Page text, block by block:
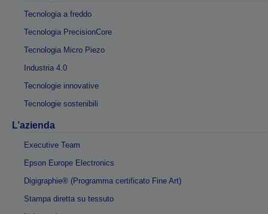
Tecnologia a freddo
Tecnologia PrecisionCore
Tecnologia Micro Piezo
Industria 4.0
Tecnologie innovative
Tecnologie sostenibili
L’azienda
Executive Team
Epson Europe Electronics
Digigraphie® (Programma certificato Fine Art)
Stampa diretta su tessuto